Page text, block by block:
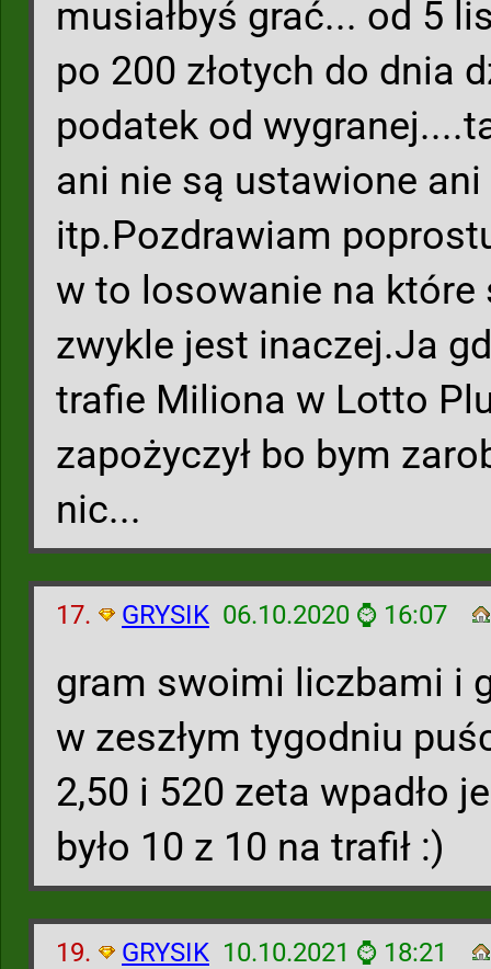
musiałbyś grać... od 5
po 200 złotych do dnia
podatek od
ani nie są ustawione
itp.Pozdrawiam
w to losowanie na które
zwykle jest inaczej.Ja
trafie Miliona w Lotto
zapożyczył bo bym
nic...
17. GRYSIK 06.10.2020 ⌚ 16:07
gram swoimi liczbami i
w zeszłym tygodniu
2,50 i 520 zeta wpadło
było 10 z 10 na trafił :)
19. GRYSIK 10.10.2021 ⌚ 18:21